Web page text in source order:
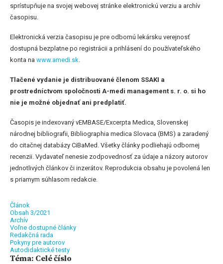
sprístupňuje na svojej webovej stránke elektronickú verziu a archív
časopisu.
Elektronická verzia časopisu je pre odbornú lekársku verejnosť
dostupná bezplatne po registrácii a prihlásení do používateľského
konta na www.amedi.sk.
Tlačené vydanie je distribuované členom SSAKI a
prostredníctvom spoločnosti A-medi management s. r. o. si ho
nie je možné objednať ani predplatiť.
Časopis je indexovaný vEMBASE/Excerpta Medica, Slovenskej
národnej bibliografii, Bibliographia medica Slovaca (BMS) a zaradený
do citačnej databázy CiBaMed. Všetky články podliehajú odbornej
recenzii. Vydavateľ nenesie zodpovednosť za údaje a názory autorov
jednotlivých článkov či inzerátov. Reprodukcia obsahu je povolená len
s priamym súhlasom redakcie.
Článok
Obsah 3/2021
Archív
Voľne dostupné články
Redakčná rada
Pokyny pre autorov
Autodidaktické testy
Téma: Celé číslo